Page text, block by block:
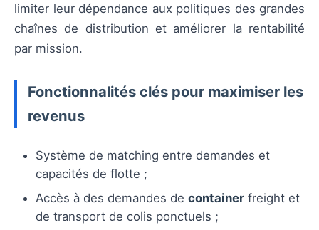
limiter leur dépendance aux politiques des grandes
chaînes de distribution et améliorer la rentabilité
par mission.
Fonctionnalités clés pour maximiser les
revenus
Système de matching entre demandes et
capacités de flotte ;
Accès à des demandes de container freight et
de transport de colis ponctuels ;